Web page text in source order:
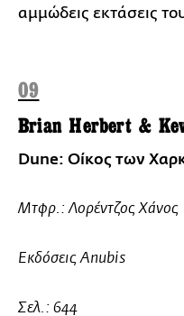
αμμώδεις εκτάσεις
09
Brian Herbert &
Dune: Οίκος των
Μτφρ.: Λορέντζος Χάνος
Εκδόσεις Anubis
Σελ.: 644